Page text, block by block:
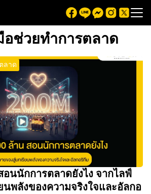
อช่วยทำการตลาด
ลาด
อนนักการตลาดยังไง จากไลฟ์
นพลังของความจริงใจและอัลกอ